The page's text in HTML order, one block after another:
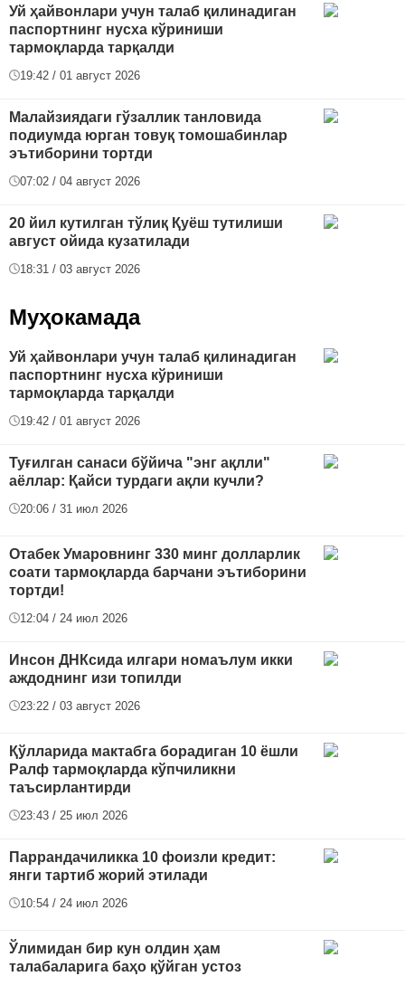
Уй ҳайвонлари учун талаб қилинадиган
паспортнинг нусха кўриниши
тармоқларда тарқалди
19:42 / 01 август 2026
Малайзиядаги гўзаллик танловида
подиумда юрган товуқ томошабинлар
эътиборини тортди
07:02 / 04 август 2026
20 йил кутилган тўлиқ Қуёш тутилиши
август ойида кузатилади
18:31 / 03 август 2026
Муҳокамада
Уй ҳайвонлари учун талаб қилинадиган
паспортнинг нусха кўриниши
тармоқларда тарқалди
19:42 / 01 август 2026
Туғилган санаси бўйича "энг ақлли"
аёллар: Қайси турдаги ақли кучли?
20:06 / 31 июл 2026
Отабек Умаровнинг 330 минг долларлик
соати тармоқларда барчани эътиборини
тортди!
12:04 / 24 июл 2026
Инсон ДНКсида илгари номаълум икки
аждоднинг изи топилди
23:22 / 03 август 2026
Қўлларида мактабга борадиган 10 ёшли
Ралф тармоқларда кўпчиликни
таъсирлантирди
23:43 / 25 июл 2026
Паррандачиликка 10 фоизли кредит:
янги тартиб жорий этилади
10:54 / 24 июл 2026
Ўлимидан бир кун олдин ҳам
талабаларига баҳо қўйган устоз